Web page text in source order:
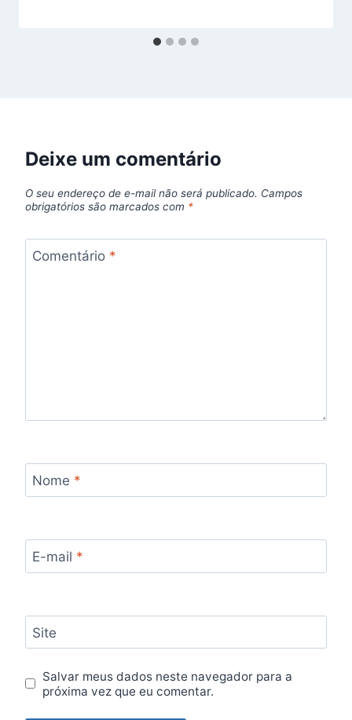
Deixe um comentário
O seu endereço de e-mail não será publicado. Campos
obrigatórios são marcados com *
Comentário *
Nome *
E-mail *
Site
Salvar meus dados neste navegador para a
próxima vez que eu comentar.